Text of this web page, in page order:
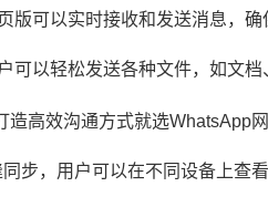
可以实时接收和发送消息，确
以轻松发送各种文件，如文档
步，用户可以在不同设备上查